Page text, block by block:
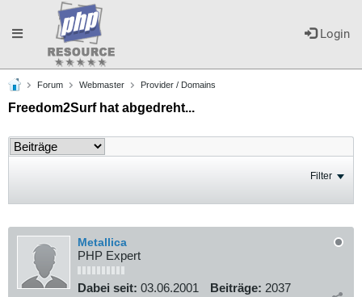
Login
Toggle
navigation
Forum Webmaster Provider / Domains
Freedom2Surf hat abgedreht...
Filter
Metallica
PHP Expert
Dabei seit: 03.06.2001 Beiträge: 2037